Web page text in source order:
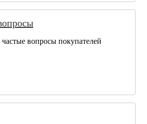
вопросы покупателей